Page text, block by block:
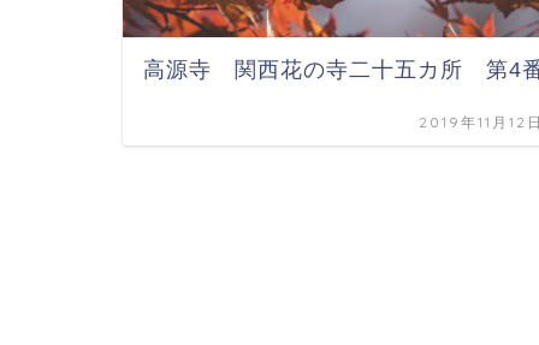
高源寺 関西花の寺二十五カ所 第4
2019年11月12